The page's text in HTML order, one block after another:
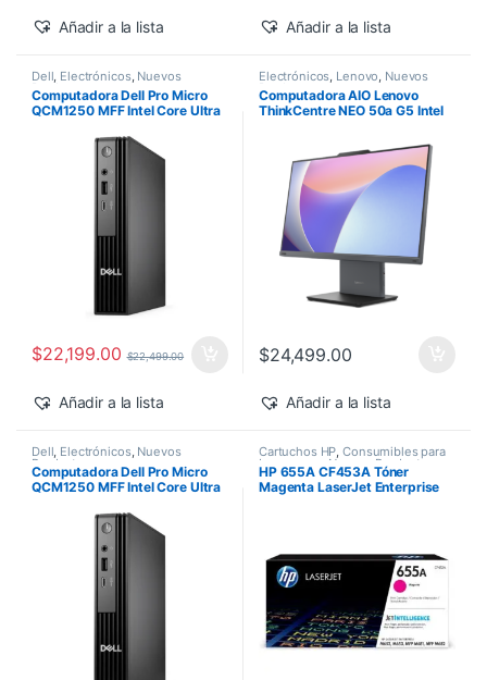
Añadir a la lista Añadir a la lista
Dell Electrónicos, Nuevos
Productos
Computadora Dell Pro Micro
QCM1250 MFF Intel Core Ultra
Windows 11 Pro
$22,199.00 $22,499.00
Añadir a la lista
Electrónicos Lenovo Nuevos
Productos
Computadora AIO Lenovo
ThinkCentre NEO 50a G5 Intel
512GB SSD Windows 11 Pro
$24,499.00
Añadir a la lista
Dell, Electrónicos, Nuevos
Productos
Computadora Dell Pro Micro
QCM1250 MFF Intel Core Ultra
Windows 11 Pro
Cartuchos HP,Consumibles para
Impresoras,Nuevos Productos
Sobre Pedido,Toner Original
HP 655A CF453A Tóner
Magenta LaserJet Enterprise